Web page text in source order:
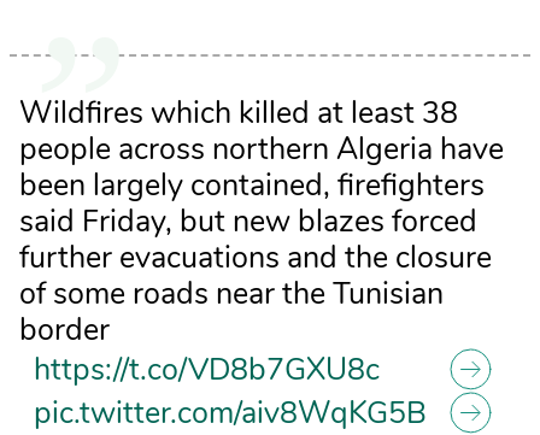
Wildfires which killed at least 38
people across northern Algeria have
been largely contained, firefighters
said Friday, but new blazes forced
further evacuations and the closure
of some roads near the Tunisian
border
https://t.co/VD8b7GXU8c
pic.twitter.com/aiv8WqKG5B